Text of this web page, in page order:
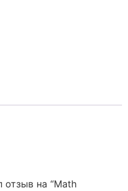
отзыв на “Math